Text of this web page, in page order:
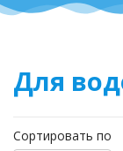
Для
Сортировать по